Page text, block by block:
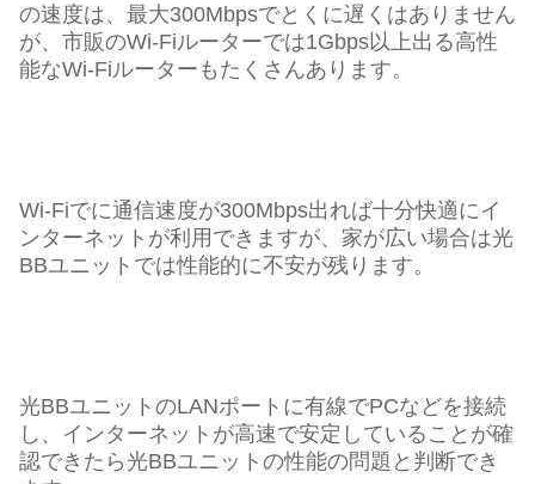
の速度は、最大300Mbpsでとくに遅くはありません
が、市販のWi-Fiルーターでは1Gbps以上出る高性
能なWi-Fiルーターもたくさんあります。
Wi-Fiでに通信速度が300Mbps出れば十分快適にイ
ンターネットが利用できますが、家が広い場合は光
BBユニットでは性能的に不安が残ります。
光BBユニットのLANポートに有線でPCなどを接続
し、インターネットが高速で安定していることが確
認できたら光BBユニットの性能の問題と判断でき